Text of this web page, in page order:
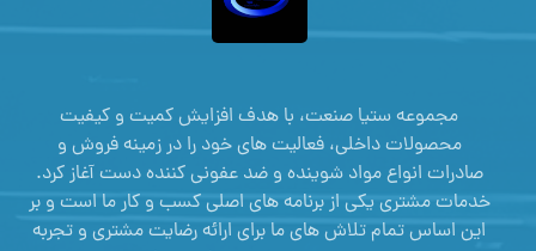
مجموعه ستیا صنعت، با هدف افزایش کمیت و کیفیت
محصولات داخلی، فعالیت های خود را در زمینه فروش و
صادرات انواع مواد شوینده و ضد عفونی کننده دست آغاز کرد.
خدمات مشتری یکی از برنامه های اصلی کسب و کار ما است و بر
این اساس تمام تلاش های ما برای ارائه رضایت مشتری و تجربه